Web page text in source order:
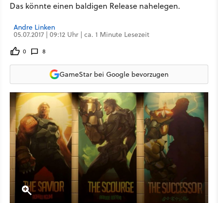
Das könnte einen baldigen Release nahelegen.
Andre Linken
05.07.2017 | 09:12 Uhr | ca. 1 Minute Lesezeit
0 8
GameStar bei Google bevorzugen